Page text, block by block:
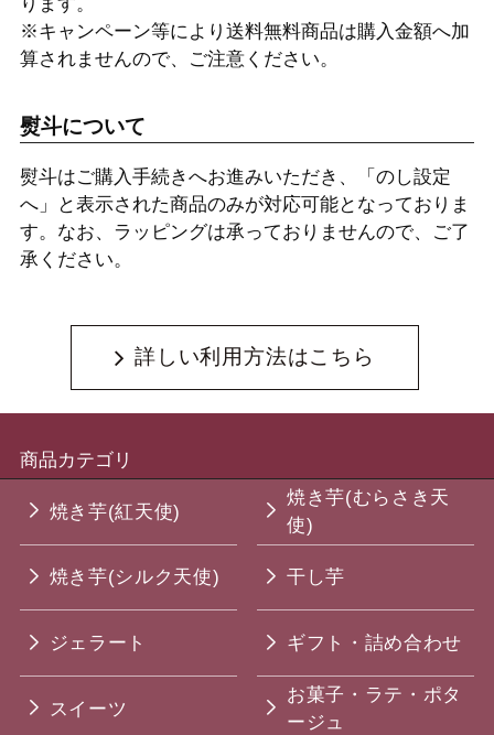
※キャンペーン等により送料無料商品は購入金額へ加
算されませんので、ご注意ください。
熨斗について
熨斗はご購入手続きへお進みいただき、「のし設定
へ」と表示された商品のみが対応可能となっておりま
す。なお、ラッピングは承っておりませんので、ご了
承ください。
詳しい利用方法はこちら
商品カテゴリ
焼き芋(紅天使)
焼き芋(むらさき天
使)
焼き芋(シルク天使) 干し芋
ジェラート ギフト・詰め合わせ
スイーツ
お菓子・ラテ・ポタ
ージュ